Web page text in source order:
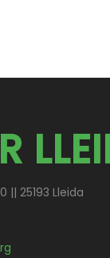
|| 25193 Lleida